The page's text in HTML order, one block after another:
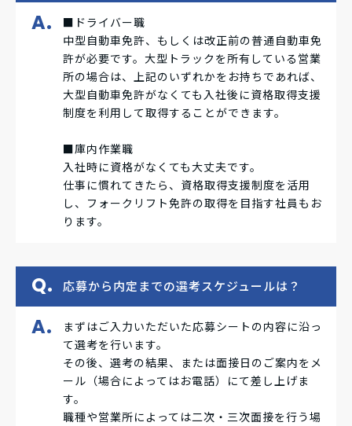
■ドライバー職
中型自動車免許、もしくは改正前の普通自動車免
許が必要です。大型トラックを所有している営業
所の場合は、上記のいずれかをお持ちであれば、
大型自動車免許がなくても入社後に資格取得支援
制度を利用して取得することができます。
■庫内作業職
入社時に資格がなくても大丈夫です。
仕事に慣れてきたら、資格取得支援制度を活用
し、フォークリフト免許の取得を目指す社員もお
ります。
応募から内定までの選考スケジュールは？
まずはご入力いただいた応募シートの内容に沿っ
て選考を行います。
その後、選考の結果、または面接日のご案内をメ
ール（場合によってはお電話）にて差し上げま
す。
職種や営業所によっては二次・三次面接を行う場